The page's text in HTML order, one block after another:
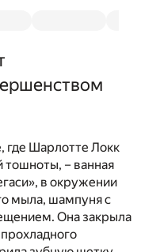
где Шарлотте Локк
тошноты, – ванная
в окружении
мыла, шампуня с
Она закрыла
прохладного